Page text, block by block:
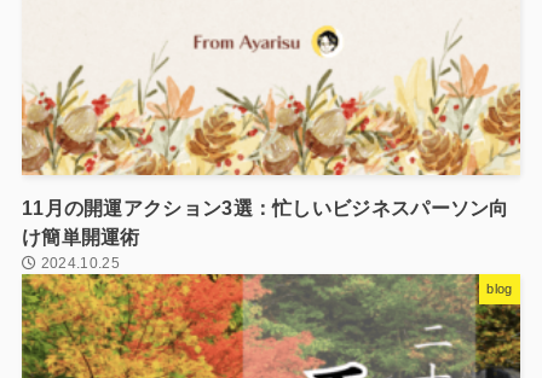
11月の開運アクション3選：忙しいビジネスパーソン向
け簡単開運術
2024.10.25
blog